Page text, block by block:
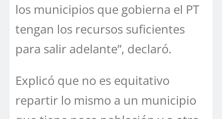
los municipios que gobierna el PT
tengan los recursos suficientes
para salir adelante”, declaró.
Explicó que no es equitativo
repartir lo mismo a un municipio